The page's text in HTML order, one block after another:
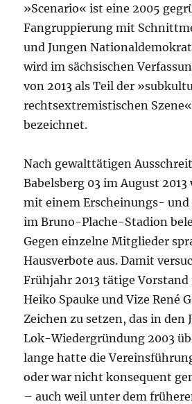
»Scenario« ist eine 2005
Fangruppierung mit
und Jungen
wird im sächsischen
von 2013 als Teil der
rechtsextremistischen
bezeichnet.
Nach gewalttätigen
Babelsberg 03 im August
mit einem Erscheinungs-
im Bruno-Plache-Stadion
Gegen einzelne Mitglieder
Hausverbote aus. Damit
Frühjahr 2013 tätige Vorstand
Heiko Spauke und Vize René
Zeichen zu setzen, das in den
Lok-Wiedergründung 2003
lange hattedie
oder war nicht konsequent
– auch weil unter dem